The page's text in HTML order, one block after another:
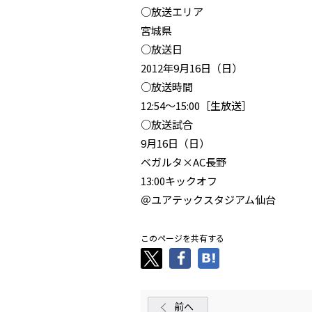
○放送エリア
宮城県
○放送日
2012年9月16日（日）
○放送時間
12:54～15:00［生放送］
○放送試合
9月16日（日）
ベガルタ×AC長野
13:00キックオフ
＠ユアテックスタジアム仙台
このページを共有する
前へ